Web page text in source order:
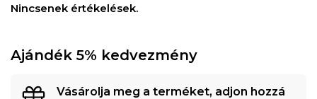
Nincsenek értékelések.
Ajándék 5% kedvezmény
Vásárolja meg a terméket, adjon hozzá